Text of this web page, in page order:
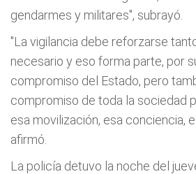
gendarmes y militares", subrayó.
"La vigilancia debe reforzarse
necesario y eso forma parte, por
compromiso del Estado, pero
compromiso de toda la sociedad
esa movilización, esa conciencia,
afirmó.
La policía detuvo la noche del